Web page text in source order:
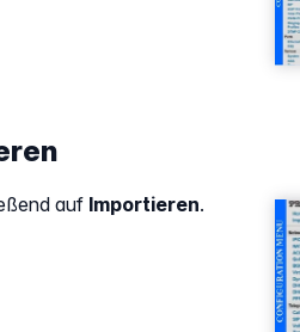
auf Importieren.